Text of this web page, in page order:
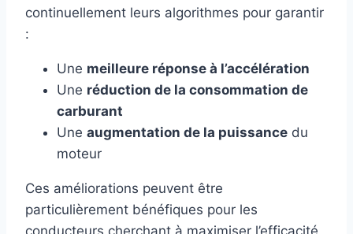
continuellement leurs algorithmes pour garantir
:
Une meilleure réponse à l’accélération
Une réduction de la consommation de
carburant
Une augmentation de la puissance du
moteur
Ces améliorations peuvent être
particulièrement bénéfiques pour les
conducteurs cherchant à maximiser l’efficacité